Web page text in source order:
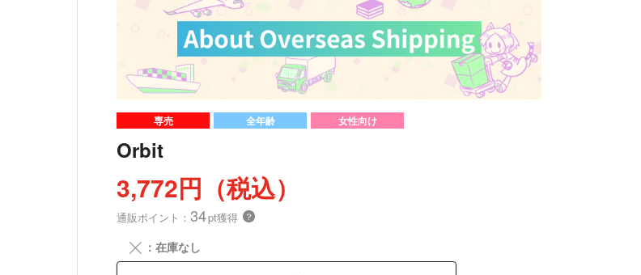
専売 全年齢 女性向け
Orbit
3,772円（税込）
通販ポイント： 34pt獲得 ？
╳ ：在庫なし